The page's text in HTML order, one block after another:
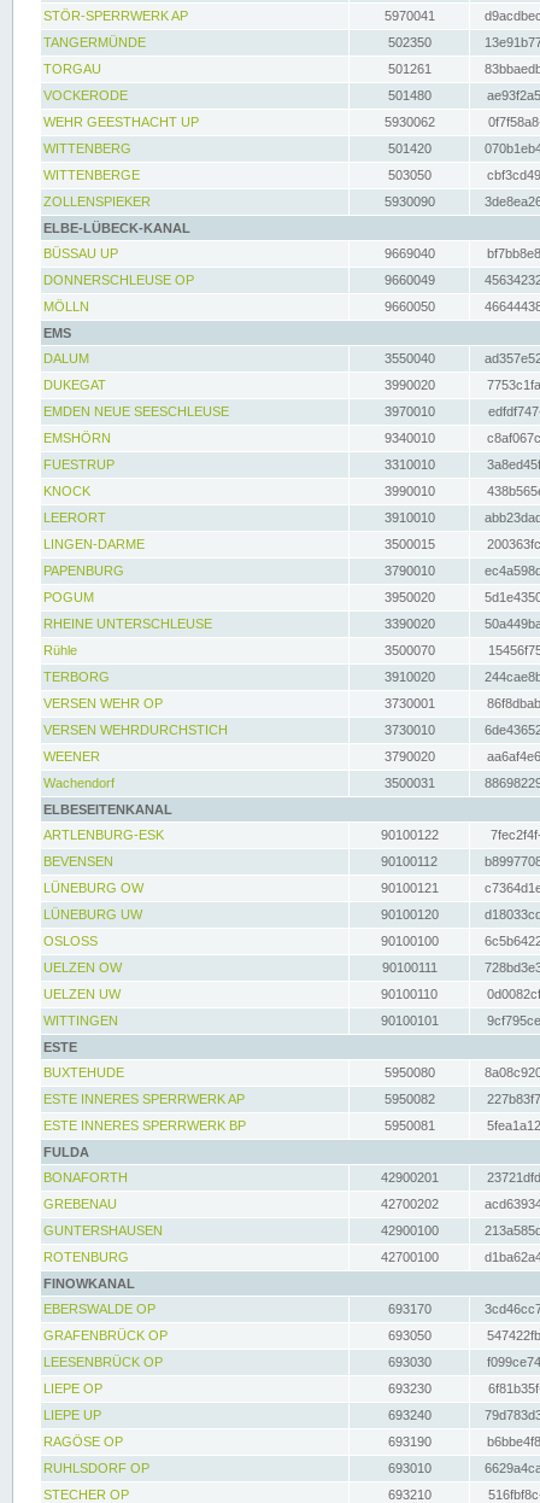
STÖR-SPERRWERK AP 5970041
TANGERMÜNDE
502350
TORGAU
501261
VOCKERODE
501480
WEHR GEESTHACHT UP
5930062
WITTENBERG
501420
WITTENBERGE
503050
ZOLLENSPIEKER
5930090
ELBE-LÜBECK-KANAL
BÜSSAU UP
9669040
DONNERSCHLEUSE OP
9660049
MÖLLN
9660050
EMS
DALUM
3550040
DUKEGAT
3990020
EMDEN NEUE SEESCHLEUSE
3970010
EMSHÖRN
9340010
FUESTRUP
3310010
KNOCK
3990010
LEERORT
3910010
LINGEN-DARME
3500015
PAPENBURG
3790010
POGUM
3950020
RHEINE UNTERSCHLEUSE
3390020
Rühle
3500070
TERBORG
3910020
VERSEN WEHR OP
3730001
VERSEN WEHRDURCHSTICH
3730010
WEENER
3790020
Wachendorf
3500031
ELBESEITENKANAL
ARTLENBURG-ESK
90100122
BEVENSEN
90100112
LÜNEBURG OW
90100121
LÜNEBURG UW
90100120
OSLOSS
90100100
UELZEN OW
90100111
UELZEN UW
90100110
WITTINGEN
90100101
ESTE
BUXTEHUDE
5950080
ESTE INNERES SPERRWERK AP
5950082
ESTE INNERES SPERRWERK BP
5950081
FULDA
BONAFORTH
42900201
GREBENAU
42700202
GUNTERSHAUSEN
42900100
ROTENBURG
42700100
FINOWKANAL
EBERSWALDE OP
693170
GRAFENBRÜCK OP
693050
LEESENBRÜCK OP
693030
LIEPE OP
693230
LIEPE UP
693240
RAGÖSE OP
693190
RUHLSDORF OP
693010
STECHER OP
693210